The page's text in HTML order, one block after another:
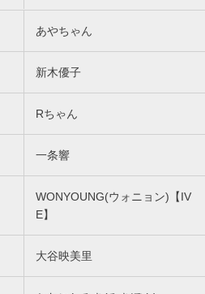
あやちゃん
新木優子
Rちゃん
一条響
WONYOUNG(ウォニョン)【IV
E】
大谷映美里